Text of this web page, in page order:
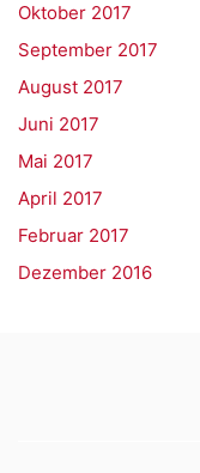
Oktober 2017
September 2017
August 2017
Juni 2017
Mai 2017
April 2017
Februar 2017
Dezember 2016